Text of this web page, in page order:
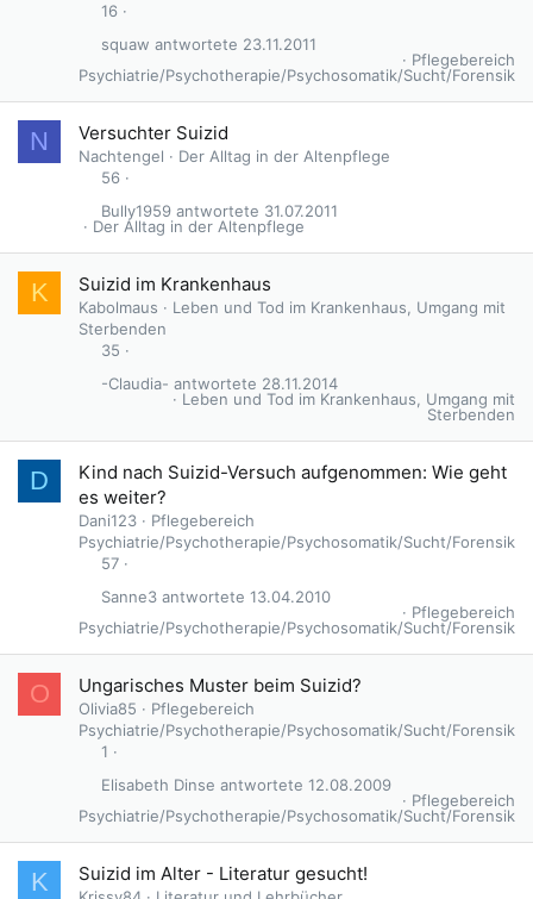
16
Pflegebereich
Psychiatrie/Psychotherapie/Psychosomatik/Sucht/Forensik
23.11.2011
squaw
N Versuchter Suizid
Nachtengel
Der Alltag in der Altenpflege
56
Der Alltag in der Altenpflege
31.07.2011
Bully1959
K Suizid im Krankenhaus
Kabolmaus
Leben und Tod im Krankenhaus, Umgang mit
Sterbenden
35
Leben und Tod im Krankenhaus, Umgang mit
Sterbenden
28.11.2014
-Claudia-
D
Kind nach Suizid-Versuch aufgenommen: Wie geht
es weiter?
Dani123
Pflegebereich
Psychiatrie/Psychotherapie/Psychosomatik/Sucht/Forensik
57
Pflegebereich
Psychiatrie/Psychotherapie/Psychosomatik/Sucht/Forensik
13.04.2010
Sanne3
O Ungarisches Muster beim Suizid?
Olivia85
Pflegebereich
Psychiatrie/Psychotherapie/Psychosomatik/Sucht/Forensik
1
Pflegebereich
Psychiatrie/Psychotherapie/Psychosomatik/Sucht/Forensik
12.08.2009
Elisabeth Dinse
K Suizid im Alter - Literatur gesucht!